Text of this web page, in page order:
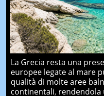
La Grecia resta una
europee legate al mare
qualità di molte aree
continentali, rendendola